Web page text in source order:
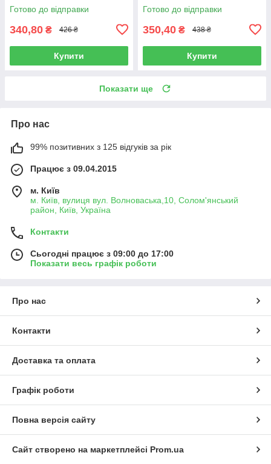
Готово до відправки
340,80 ₴ 426 ₴
Купити
Готово до відправки
350,40 ₴ 438 ₴
Купити
Показати ще
Про нас
99% позитивних з 125 відгуків за рік
Працює з 09.04.2015
м. Київ
м. Київ, вулиця вул. Волноваська,10, Солом'янський
район, Київ, Україна
Контакти
Сьогодні працює з 09:00 до 17:00
Показати весь графік роботи
Про нас
Контакти
Доставка та оплата
Графік роботи
Повна версія сайту
Сайт створено на маркетплейсі Prom.ua